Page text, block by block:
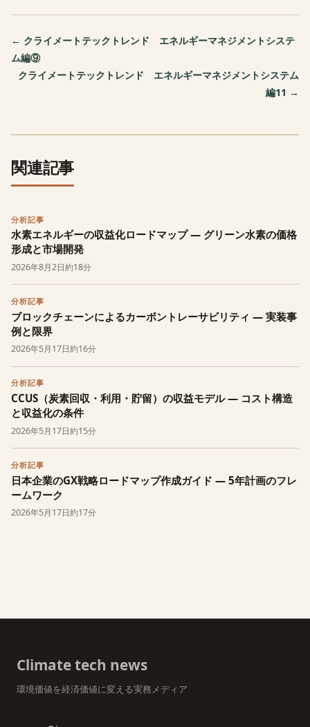
← クライメートテックトレンド エネルギーマネジメントシステ
ム編⑨
クライメートテックトレンド エネルギーマネジメントシステム
編11 →
関連記事
分析記事
水素エネルギーの収益化ロードマップ — グリーン水素の価格
形成と市場開発
2026年8月2日約18分
分析記事
ブロックチェーンによるカーボントレーサビリティ — 実装事
例と限界
2026年5月17日約16分
分析記事
CCUS（炭素回収・利用・貯留）の収益モデル — コスト構造
と収益化の条件
2026年5月17日約15分
分析記事
日本企業のGX戦略ロードマップ作成ガイド — 5年計画のフレ
ームワーク
2026年5月17日約17分
Climate tech news
環境価値を経済価値に変える実務メディア